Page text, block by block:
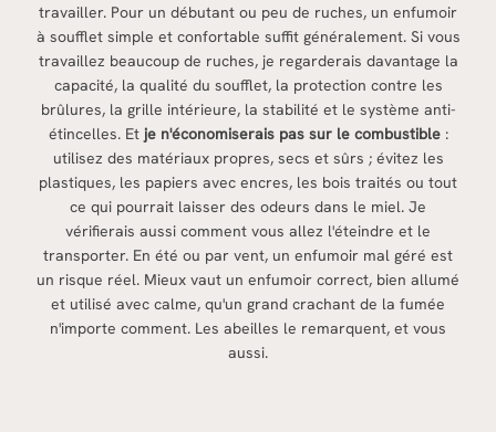
travailler. Pour un débutant ou peu de ruches, un enfumoir
à soufflet simple et confortable suffit généralement. Si vous
travaillez beaucoup de ruches, je regarderais davantage la
capacité, la qualité du soufflet, la protection contre les
brûlures, la grille intérieure, la stabilité et le système anti-
étincelles. Et je n'économiserais pas sur le combustible:
utilisez des matériaux propres, secs et sûrs ; évitez les
plastiques, les papiers avec encres, les bois traités ou tout
ce qui pourrait laisser des odeurs dans le miel. Je
vérifierais aussi comment vous allez l'éteindre et le
transporter. En été ou par vent, un enfumoir mal géré est
un risque réel. Mieux vaut un enfumoir correct, bien allumé
et utilisé avec calme, qu'un grand crachant de la fumée
n'importe comment. Les abeilles le remarquent, et vous
aussi.